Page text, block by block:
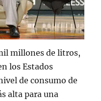
millones de litros,
los Estados
de consumo de
alta para una